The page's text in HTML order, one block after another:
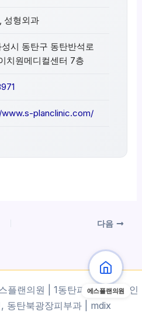
성형외과
시 동탄구 동탄반석로
치원메디컬센터 7층
planclinic.com/
에스플랜의원
다음
랜의원 | 1동탄피부과, 동탄인
동탄북광장피부과 | mdix